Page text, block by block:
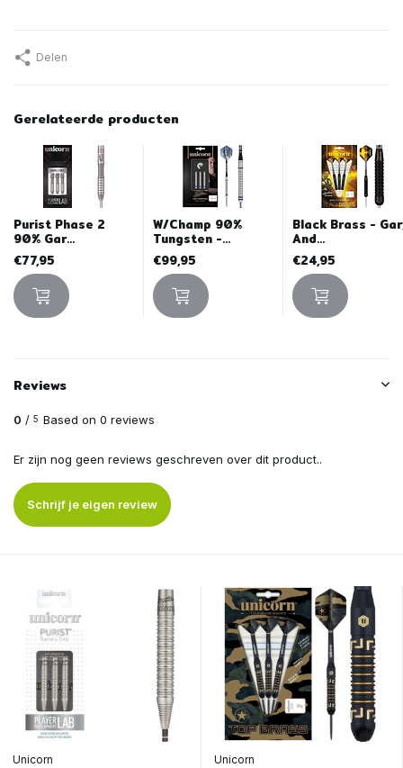
Delen
Gerelateerde producten
Purist Phase 2
90% Gar...
€77,95
W/Champ 90%
Tungsten -...
€99,95
Black Brass -
And...
€24,95
Reviews
0 / 5 Based on 0 reviews
Er zijn nog geen reviews geschreven over dit product..
Schrijf je eigen review
Unicorn Unicorn